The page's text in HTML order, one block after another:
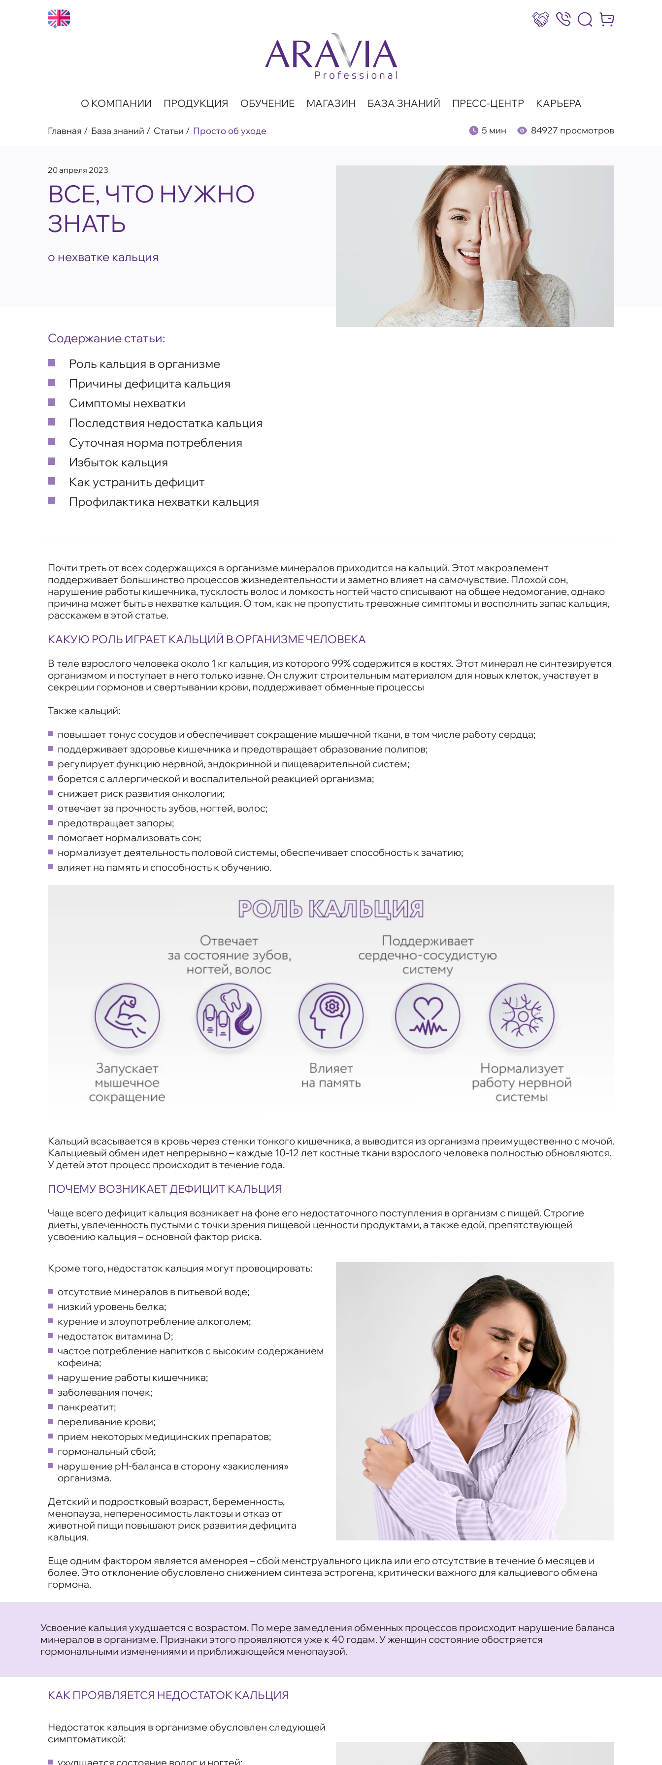
Сотрудничество
8 (800) 777-17-39
Интернет-
О КОМПАНИИ ПРОДУКЦИЯ ОБУЧЕНИЕ МАГАЗИН БАЗА ЗНАНИЙ ПРЕСС-ЦЕНТР КАРЬЕРА
Главная База знаний Статьи Просто об уходе 5 мин 84927 просмотров
20 апреля 2023
ВСЕ, ЧТО НУЖНО
ЗНАТЬ
о нехватке кальция
Содержание статьи:
Роль кальция в организме
Причины дефицита кальция
Симптомы нехватки
Последствия недостатка кальция
Суточная норма потребления
Избыток кальция
Как устранить дефицит
Профилактика нехватки кальция
Почти треть от всех содержащихся в организме минералов приходится на кальций. Этот макроэлемент
поддерживает большинство процессов жизнедеятельности и заметно влияет на самочувствие. Плохой сон,
нарушение работы кишечника, тусклость волос и ломкость ногтей часто списывают на общее недомогание, однако
причина может быть в нехватке кальция. О том, как не пропустить тревожные симптомы и восполнить запас кальция,
расскажем в этой статье.
КАКУЮ РОЛЬ ИГРАЕТ КАЛЬЦИЙ В ОРГАНИЗМЕ ЧЕЛОВЕКА
В теле взрослого человека около 1 кг кальция, из которого 99% содержится в костях. Этот минерал не синтезируется
организмом и поступает в него только извне. Он служит строительным материалом для новых клеток, участвует в
секреции гормонов и свертывании крови, поддерживает обменные процессы
Также кальций:
повышает тонус сосудов и обеспечивает сокращение мышечной ткани, в том числе работу сердца;
поддерживает здоровье кишечника и предотвращает образование полипов;
регулирует функцию нервной, эндокринной и пищеварительной систем;
борется с аллергической и воспалительной реакцией организма;
снижает риск развития онкологии;
отвечает за прочность зубов, ногтей, волос;
предотвращает запоры;
помогает нормализовать сон;
нормализует деятельность половой системы, обеспечивает способность к зачатию;
влияет на память и способность к обучению.
Кальций всасывается в кровь через стенки тонкого кишечника, а выводится из организма преимущественно с мочой.
Кальциевый обмен идет непрерывно – каждые 10-12 лет костные ткани взрослого человека полностью обновляются.
У детей этот процесс происходит в течение года.
ПОЧЕМУ ВОЗНИКАЕТ ДЕФИЦИТ КАЛЬЦИЯ
Чаще всего дефицит кальция возникает на фоне его недостаточного поступления в организм с пищей. Строгие
диеты, увлеченность пустыми с точки зрения пищевой ценности продуктами, а также едой, препятствующей
усвоению кальция – основной фактор риска.
Кроме того, недостаток кальция могут провоцировать:
отсутствие минералов в питьевой воде;
низкий уровень белка;
курение и злоупотребление алкоголем;
недостаток витамина D;
частое потребление напитков с высоким содержанием
кофеина;
нарушение работы кишечника;
заболевания почек;
панкреатит;
переливание крови;
прием некоторых медицинских препаратов;
гормональный сбой;
нарушение pH-баланса в сторону «закисления»
организма.
Детский и подростковый возраст, беременность,
менопауза, непереносимость лактозы и отказ от
животной пищи повышают риск развития дефицита
кальция.
Еще одним фактором является аменорея – сбой менструального цикла или его отсутствие в течение 6 месяцев и
более. Это отклонение обусловлено снижением синтеза эстрогена, критически важного для кальциевого обмена
гормона.
Усвоение кальция ухудшается с возрастом. По мере замедления обменных процессов происходит нарушение баланса
минералов в организме. Признаки этого проявляются уже к 40 годам. У женщин состояние обостряется
гормональными изменениями и приближающейся менопаузой.
КАК ПРОЯВЛЯЕТСЯ НЕДОСТАТОК КАЛЬЦИЯ
Недостаток кальция в организме обусловлен следующей
симптоматикой:
ухудшается состояние волос и ногтей;